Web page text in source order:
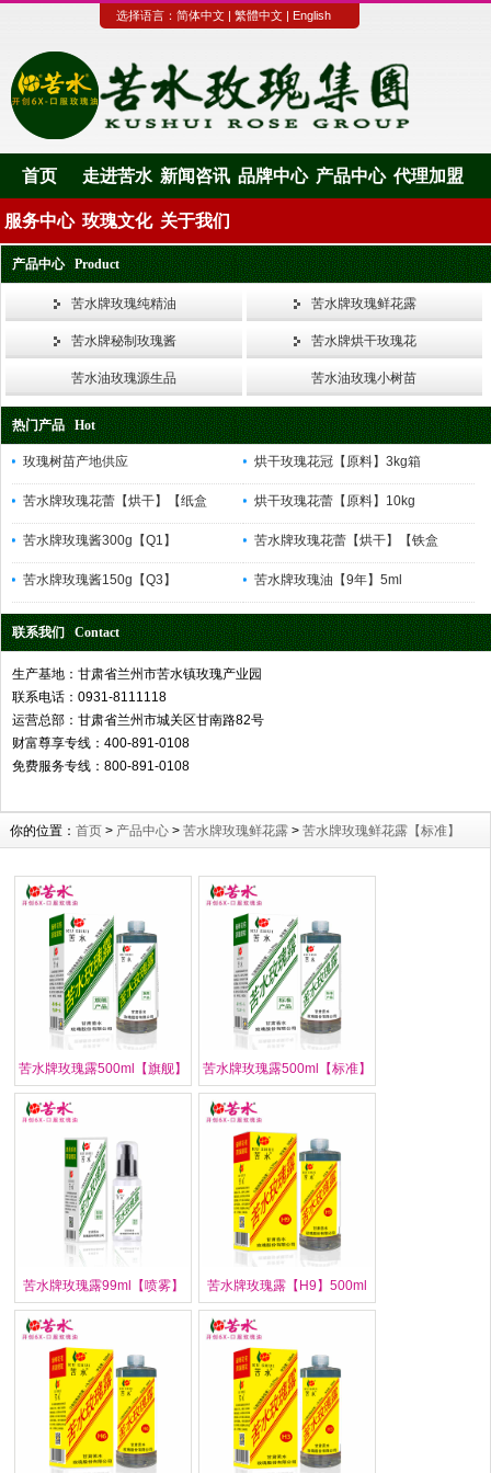
选择语言： 简体中文 | 繁體中文 | English
首页 走进苦水 新闻咨讯 品牌中心 产品中心 代理加盟
服务中心 玫瑰文化 关于我们
产品中心 Product
苦水牌玫瑰纯精油 苦水牌玫瑰鲜花露
苦水牌秘制玫瑰酱 苦水牌烘干玫瑰花
苦水油玫瑰源生品 苦水油玫瑰小树苗
热门产品 Hot
玫瑰树苗产地供应 烘干玫瑰花冠【原料】3kg箱
苦水牌玫瑰花蕾【烘干】【纸盒 烘干玫瑰花蕾【原料】10kg
苦水牌玫瑰酱300g【Q1】 苦水牌玫瑰花蕾【烘干】【铁盒
苦水牌玫瑰酱150g【Q3】 苦水牌玫瑰油【9年】5ml
联系我们 Contact
生产基地：甘肃省兰州市苦水镇玫瑰产业园
联系电话：0931-8111118
运营总部：甘肃省兰州市城关区甘南路82号
财富尊享专线：400-891-0108
免费服务专线：800-891-0108
你的位置： 首页 > 产品中心 > 苦水牌玫瑰鲜花露 > 苦水牌玫瑰鲜花露【标准】
苦水牌玫瑰露500ml【旗舰】 苦水牌玫瑰露500ml【标准】
苦水牌玫瑰露99ml【喷雾】 苦水牌玫瑰露【H9】500ml